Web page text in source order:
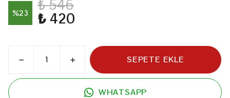
%23 ₺ 546
₺ 420
SEPETE EKLE
WHATSAPP